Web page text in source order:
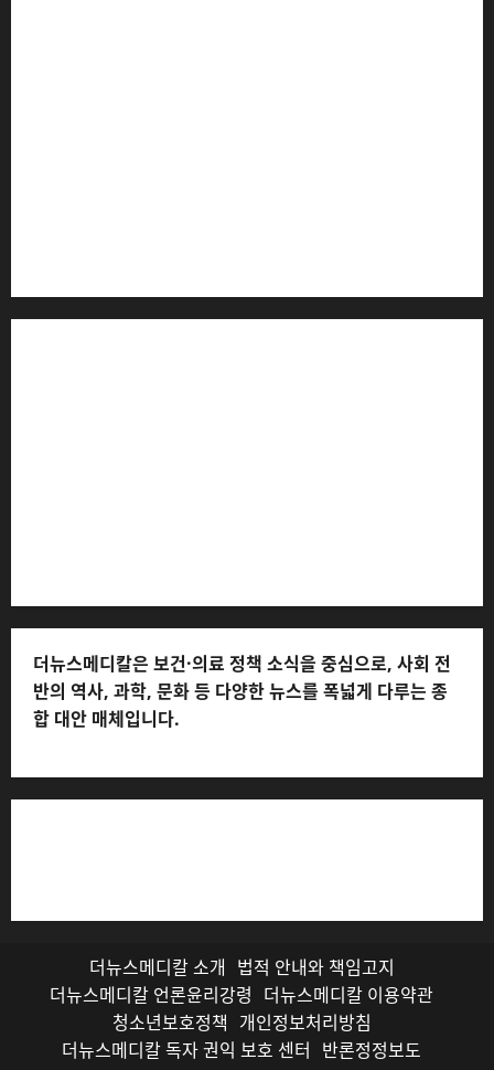
더뉴스메디칼은 보건·의료 정책 소식을 중심으로, 사회 전
반의 역사, 과학, 문화 등 다양한 뉴스를 폭넓게 다루는 종
합 대안 매체입니다.
더뉴스메디칼 소개 법적 안내와 책임고지
더뉴스메디칼 언론윤리강령 더뉴스메디칼 이용약관
청소년보호정책 개인정보처리방침
더뉴스메디칼 독자 권익 보호 센터 반론정정보도